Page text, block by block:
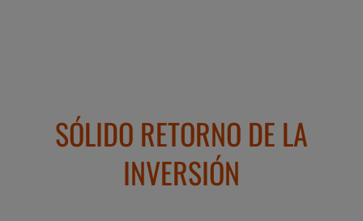
SÓLIDO RETORNO DE LA
INVERSIÓN